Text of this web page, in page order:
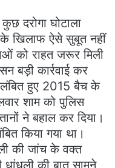
दरोगा घोटाला
के खिलाफ ऐसे सुबूत नहीं
को राहत जरूर मिली
बड़ी कार्रवाई कर
हुए 2015 बैच के
शाम को पुलिस
ने बहाल कर दिया।
किया गया था।
की जांच के वक्त
धांधली की बात सामने